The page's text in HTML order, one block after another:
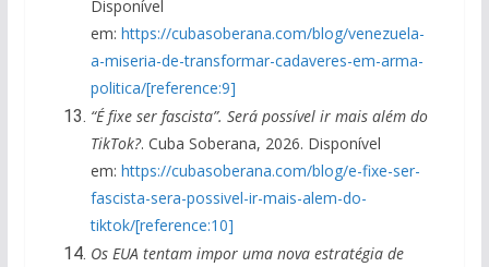
Disponível
em: https://cubasoberana.com/blog/venezuela-
a-miseria-de-transformar-cadaveres-em-arma-
politica/[reference:9]
“É fixe ser fascista”. Será possível ir mais além do
TikTok?. Cuba Soberana, 2026. Disponível
em: https://cubasoberana.com/blog/e-fixe-ser-
fascista-sera-possivel-ir-mais-alem-do-
tiktok/[reference:10]
Os EUA tentam impor uma nova estratégia de